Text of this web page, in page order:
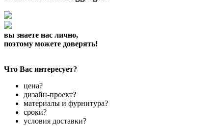
вы знаете нас лично,
поэтому можете доверять!
Что Вас интересует?
цена?
дизайн-проект?
материалы и фурнитура?
сроки?
условия доставки?